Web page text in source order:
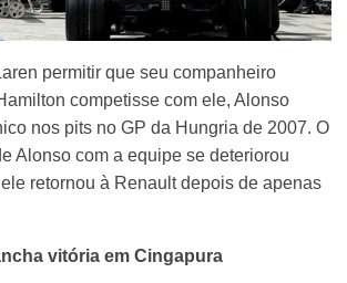
permitir que seu companheiro
competisse com ele, Alonso
nos pits no GP da Hungria de 2007. O
Alonso com a equipe se deteriorou
retornou à Renault depois de apenas
vitória em Cingapura